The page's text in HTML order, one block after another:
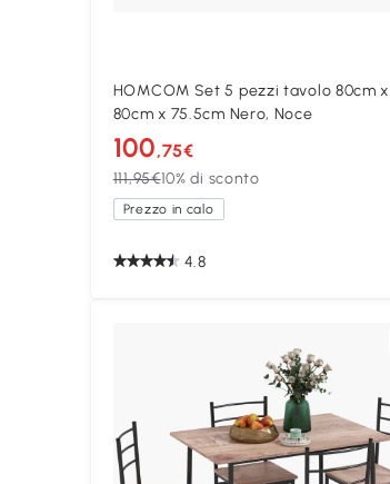
HOMCOM Set 5 pezzi tavolo 80cm x
80cm x 75.5cm Nero, Noce
100,75€
111,95€10% di sconto
Prezzo in calo
4.8